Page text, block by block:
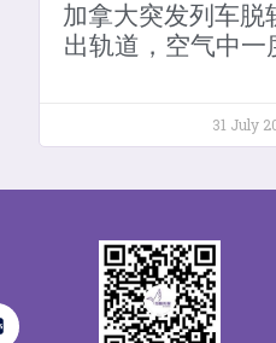
加拿大突发列车脱
出轨道，空气中一
31 July